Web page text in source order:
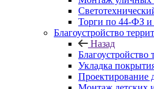
Торги по 44-ФЗ
Благоустройство
Назад
Благоустройство
Укладка
Проектирование